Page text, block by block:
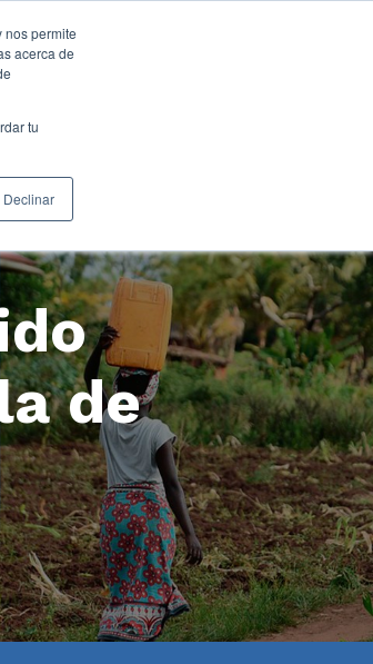
nos permite
acerca de
tu
Declinar
de